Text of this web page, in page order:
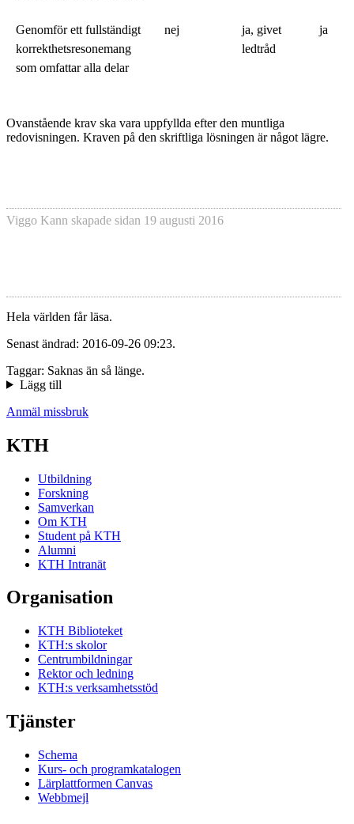
Genomför ett fullständigt
korrekthetsresonemang
som omfattar alla delar
nej
ja, givet
ledtråd
ja
Ovanstående krav ska vara uppfyllda efter den muntliga
redovisningen. Kraven på den skriftliga lösningen är något lägre.
Viggo Kann skapade sidan 19 augusti 2016
Hela världen får läsa.
Senast ändrad: 2016-09-26 09:23.
Taggar: Saknas än så länge.
Lägg till
Anmäl missbruk
KTH
Utbildning
Forskning
Samverkan
Om KTH
Student på KTH
Alumni
KTH Intranät
Organisation
KTH Biblioteket
KTH:s skolor
Centrumbildningar
Rektor och ledning
KTH:s verksamhetsstöd
Tjänster
Schema
Kurs- och programkatalogen
Lärplattformen Canvas
Webbmejl